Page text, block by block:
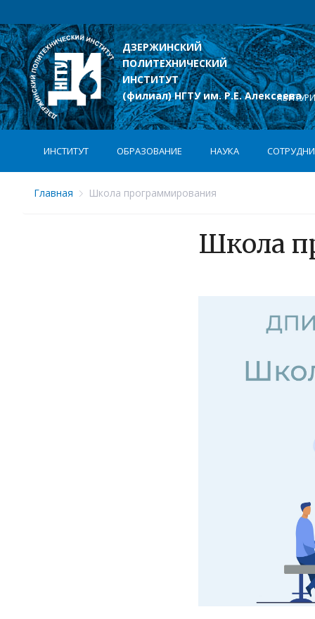
ДЗЕРЖИНСКИЙ
ПОЛИТЕХНИЧЕСКИЙ
ИНСТИТУТ
(филиал) НГТУ им. Р.Е. Алексеева
ИНСТИТУТ ОБРАЗОВАНИЕ НАУКА
Главная Школа программирования
Школа